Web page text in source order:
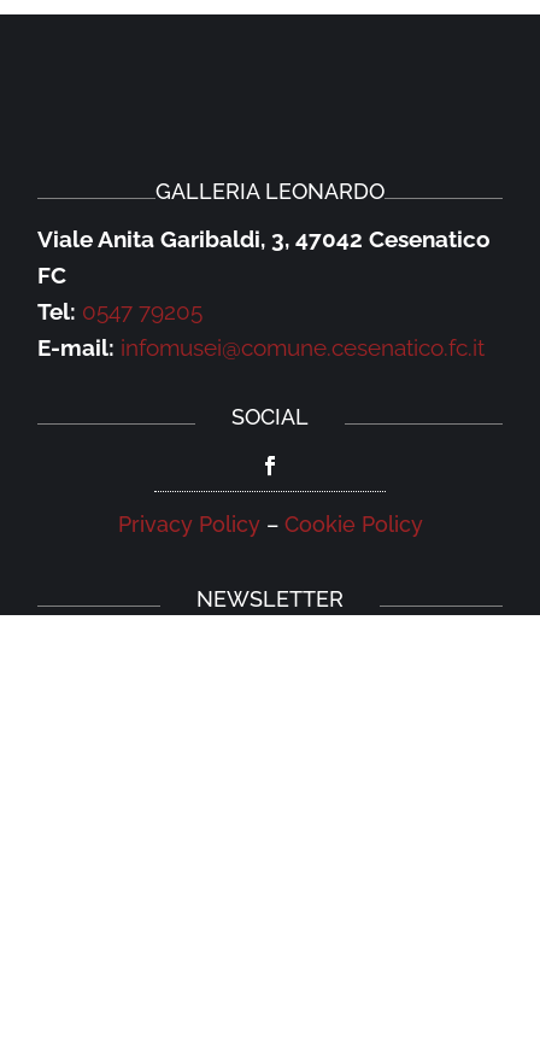
GALLERIA LEONARDO
Viale Anita Garibaldi, 3, 47042 Cesenatico
FC
Tel: 0547 79205
E-mail: infomusei@comune.cesenatico.fc.it
SOCIAL
Privacy Policy– Cookie Policy
NEWSLETTER